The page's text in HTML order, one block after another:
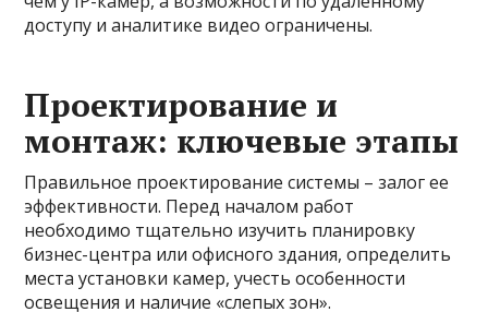
доступу и аналитике видео ограничены.
Проектирование и
монтаж: ключевые этапы
Правильное проектирование системы – залог ее
эффективности. Перед началом работ
необходимо тщательно изучить планировку
бизнес-центра или офисного здания, определить
места установки камер, учесть особенности
освещения и наличие «слепых зон».